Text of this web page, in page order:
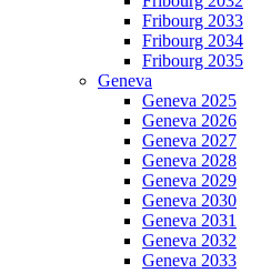
Fribourg 2033
Fribourg 2034
Fribourg 2035
Geneva
Geneva 2025
Geneva 2026
Geneva 2027
Geneva 2028
Geneva 2029
Geneva 2030
Geneva 2031
Geneva 2032
Geneva 2033